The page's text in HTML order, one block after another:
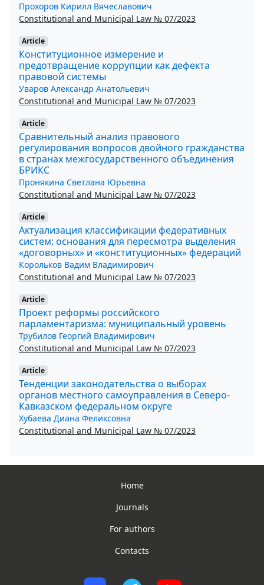
Прохоров Кирилл Вячеславович
Constitutional and Municipal Law № 07/2023
Article
Конституционное измерение и
предотвращение коррупции как дефекта
правовой системы
Уваров Александр Анатольевич
Constitutional and Municipal Law № 07/2023
Article
Сравнительный анализ правового
регулирования вопросов двойного гражданства
в странах межгосударственного объединения
БРИКС
Пронякина Светлана Юрьевна
Constitutional and Municipal Law № 07/2023
Article
Актуализация классификации федеративных
систем: основания для пересмотра выделения
«договорных» и «конституционных» федераций
Корольков Вадим Владимирович
Constitutional and Municipal Law № 07/2023
Article
Проект реформы российского
парламентаризма: муниципальный уровень
Трубилов Георгий Владимирович
Constitutional and Municipal Law № 07/2023
Article
Тенденции законодательства о выборах
органов местного самоуправления в Северо-
Кавказском федеральном округе
Хубаева Диана Феликсовна
Constitutional and Municipal Law № 07/2023
Home
Journals
For authors
Contacts